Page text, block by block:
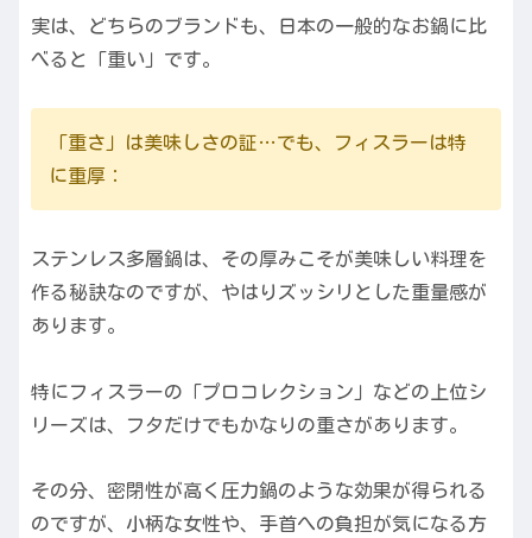
実は、どちらのブランドも、日本の一般的なお鍋に比
べると「重い」です。
「重さ」は美味しさの証…でも、フィスラーは特
に重厚：
ステンレス多層鍋は、その厚みこそが美味しい料理を
作る秘訣なのですが、やはりズッシリとした重量感が
あります。
特にフィスラーの「プロコレクション」などの上位シ
リーズは、フタだけでもかなりの重さがあります。
その分、密閉性が高く圧力鍋のような効果が得られる
のですが、小柄な女性や、手首への負担が気になる方